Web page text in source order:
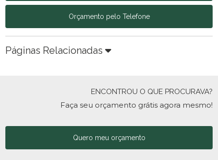
Orçamento pelo Telefone
Páginas Relacionadas
ENCONTROU O QUE PROCURAVA?
Faça seu orçamento grátis agora mesmo!
Quero meu orçamento